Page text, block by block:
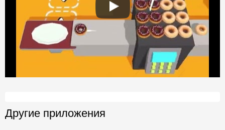
Другие приложения